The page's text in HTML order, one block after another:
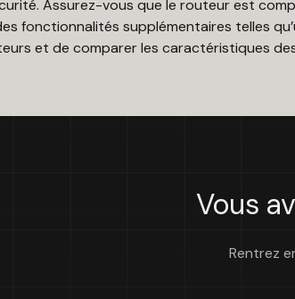
Assurez-vous que le routeur est
fonctionnalités supplémentaires telles
et de comparer les caractéristiques
Vous
Rentrez